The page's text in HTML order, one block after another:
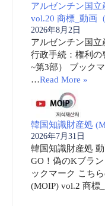
アルゼンチン国立
vol.20 商標_動画（
2026年8月2日
アルゼンチン国
行政手続：権利の
~第3部） ブック
…Read More »
韓国知識財産処
2026年7月31日
韓国知識財産処
GO！偽のKブラ
ックマーク こち
(MOIP) vol.2 商標